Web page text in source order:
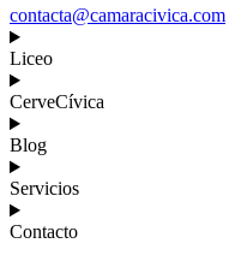
contacta@camaracivica.com
Liceo
CerveCívica
Blog
Servicios
Contacto